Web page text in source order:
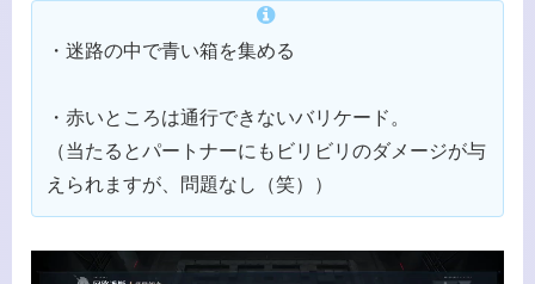
・迷路の中で青い箱を集める
・赤いところは通行できないバリケード。
（当たるとパートナーにもビリビリのダメージが与
えられますが、問題なし（笑））